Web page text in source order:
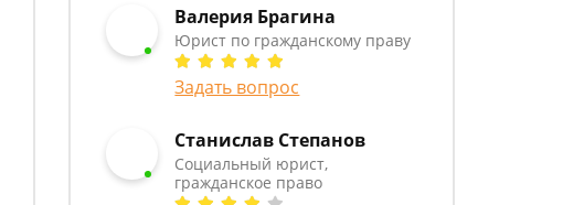
Валерия Брагина
Юрист по гражданскому праву
Задать вопрос
Станислав Степанов
Социальный юрист,
гражданское право